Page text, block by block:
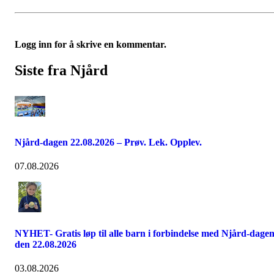
Logg inn for å skrive en kommentar.
Siste fra Njård
Njård-dagen 22.08.2026 – Prøv. Lek. Opplev.
07.08.2026
NYHET- Gratis løp til alle barn i forbindelse med Njård-dagen
den 22.08.2026
03.08.2026